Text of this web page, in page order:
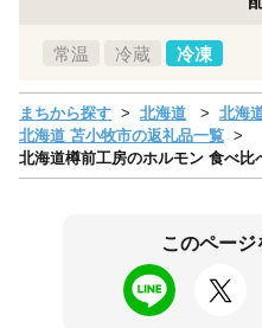
常温 冷蔵 冷凍
まちから探す 北海道
北海
北海道 苫小牧市の返礼品一覧
北海道樽前工房のホルモン 食べ
このペー